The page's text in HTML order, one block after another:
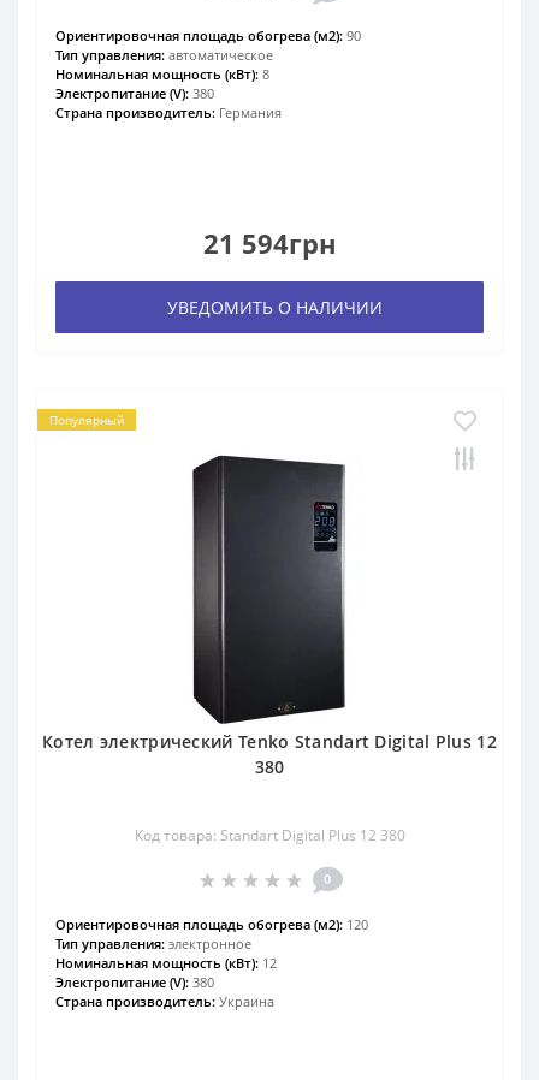
Ориентировочная площадь обогрева (м2): 90
Тип управления: автоматическое
Номинальная мощность (кВт): 8
Электропитание (V): 380
Страна производитель: Германия
21 594грн
УВЕДОМИТЬ О НАЛИЧИИ
Популярный
Котел электрический Tenko Standart Digital Plus 12
380
Код товара: Standart Digital Plus 12 380
0
Ориентировочная площадь обогрева (м2): 120
Тип управления: электронное
Номинальная мощность (кВт): 12
Электропитание (V): 380
Страна производитель: Украина